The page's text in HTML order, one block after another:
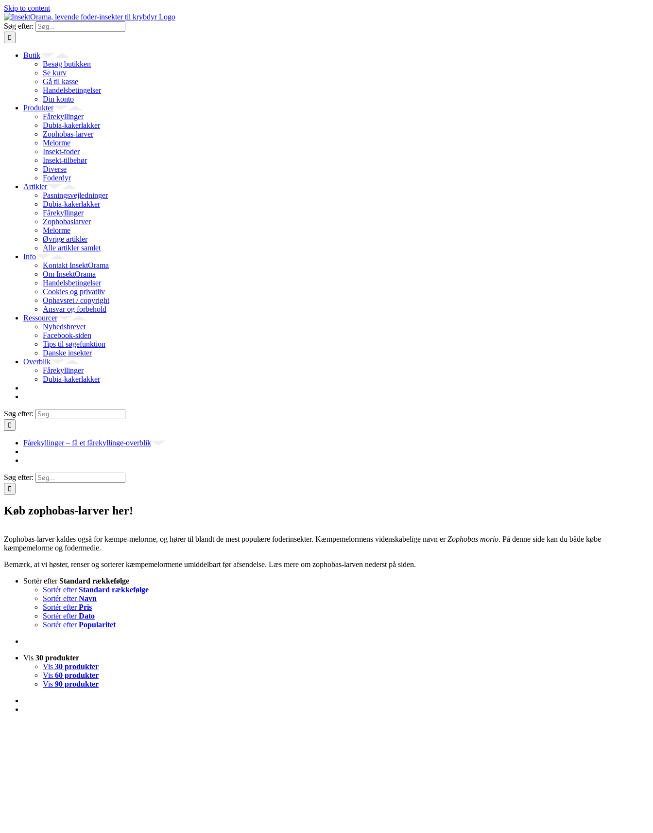
Skip to content
Søg efter:
Butik
Besøg butikken
Se kurv
Gå til kasse
Handelsbetingelser
Din konto
Produkter
Fårekyllinger
Dubia-kakerlakker
Zophobas-larver
Melorme
Insekt-foder
Insekt-tilbehør
Diverse
Foderdyr
Artikler
Pasningsvejledninger
Dubia-kakerlakker
Fårekyllinger
Zophobaslarver
Melorme
Øvrige artikler
Alle artikler samlet
Info
Kontakt InsektOrama
Om InsektOrama
Handelsbetingelser
Cookies og privatliv
Ophavsret / copyright
Ansvar og forbehold
Ressourcer
Nyhedsbrevet
Facebook-siden
Tips til søgefunktion
Danske insekter
Overblik
Fårekyllinger
Dubia-kakerlakker
Søg efter:
Fårekyllinger – få et fårekyllinge-overblik
Søg efter:
Køb zophobas-larver her!
Zophobas-larver kaldes også for kæmpe-melorme, og hører til blandt de mest populære foderinsekter. Kæmpemelormens videnskabelige navn erZophobas morio. På denne side kan du både købe
kæmpemelorme og fodermedie.
Bemærk, at vi høster, renser og sorterer kæmpemelormene umiddelbart før afsendelse. Læs mere om zophobas-larven nederst på siden.
Sortér efterStandard rækkefølge
Sortér efterStandard rækkefølge
Sortér efterNavn
Sortér efterPris
Sortér efterDato
Sortér efterPopularitet
Vis 30 produkter
Vis 30 produkter
Vis 60 produkter
Vis 90 produkter